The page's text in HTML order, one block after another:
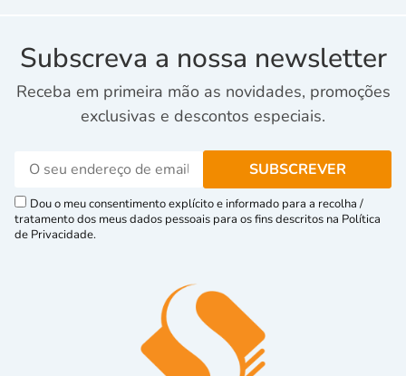
Subscreva a nossa newsletter
Receba em primeira mão as novidades, promoções
exclusivas e descontos especiais.
Dou o meu consentimento explícito e informado para a recolha /
tratamento dos meus dados pessoais para os fins descritos na Política
de Privacidade.